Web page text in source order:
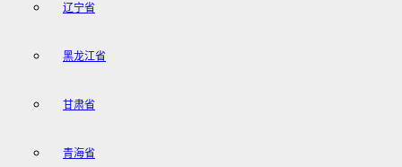
辽宁省
黑龙江省
甘肃省
青海省